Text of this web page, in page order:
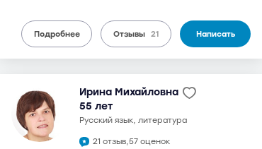
Подробнее Отзывы 21 Написать
Ирина Михайловна
55 лет
русский язык, литература
21 отзыв,57 оценок